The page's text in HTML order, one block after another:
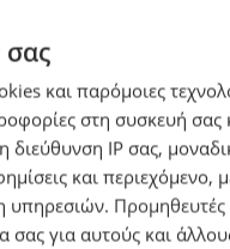
και παρόμοιες
στη συσκευή σας
IP σας,
και
υπηρεσιών.
σας για αυτούς και